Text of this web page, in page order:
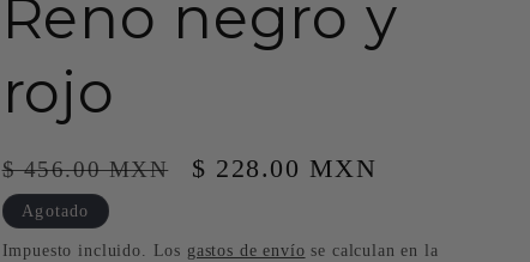
Reno negro y
rojo
Precio
habitual
$ 456.00 MXN
Precio
oferta
$ 228.00 MXN
Agotado
Impuesto incluido. Los gastos de envío se calculan en la